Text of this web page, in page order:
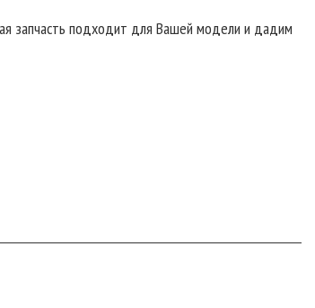
запчасть подходит для Вашей модели и дадим